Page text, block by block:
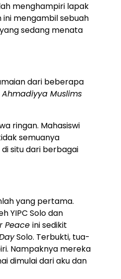
menghampiri lapak
mengambil sebuah
sedang menata
dari beberapa
Muslims
ringan. Mahasiswi
semuanya
situ dari berbagai
yang pertama.
YIPC Solo dan
Peace ini sedikit
Solo. Terbukti, tua-
Nampaknya mereka
dimulai dari aku dan